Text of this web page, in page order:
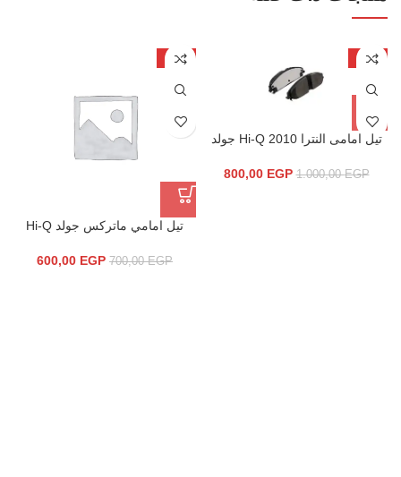
-20%
تيل امامى النترا Hi-Q 2010 جولد
1.000,00EGP
800,00 EGP
-14%
تيل امامي ماتركس جولد Hi-Q
700,00EGP
600,00 EGP